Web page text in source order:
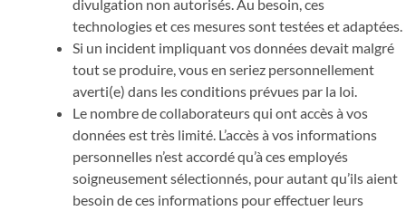
divulgation non autorisés. Au besoin, ces
technologies et ces mesures sont testées et adaptées.
Si un incident impliquant vos données devait malgré
tout se produire, vous en seriez personnellement
averti(e) dans les conditions prévues par la loi.
Le nombre de collaborateurs qui ont accès à vos
données est très limité. L’accès à vos informations
personnelles n’est accordé qu’à ces employés
soigneusement sélectionnés, pour autant qu’ils aient
besoin de ces informations pour effectuer leurs